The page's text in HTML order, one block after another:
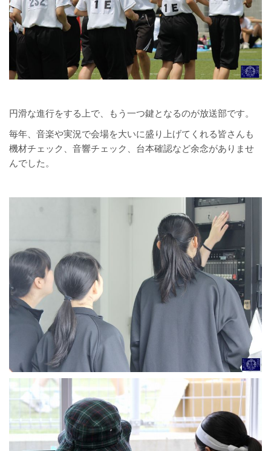
円滑な進行をする上で、もう一つ鍵となるのが放送部です。
毎年、音楽や実況で会場を大いに盛り上げてくれる皆さんも
機材チェック、音響チェック、台本確認など余念がありませ
んでした。